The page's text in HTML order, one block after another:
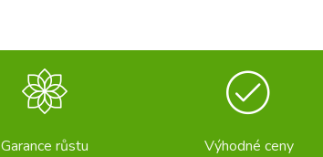
Garance růstu Výhodné ceny